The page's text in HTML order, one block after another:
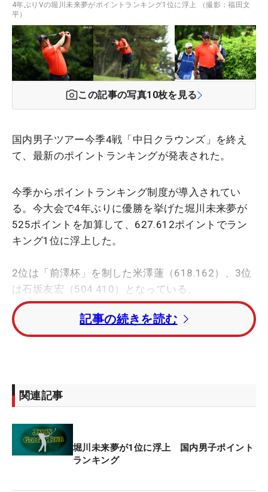
4年ぶりVの堀川未来夢がポイントランキング1位に浮上 （撮影：福田文
平）
この記事の写真10枚を見る
国内男子ツアー今季4戦「中日クラウンズ」を終え
て、最新のポイントランキングが発表された。
今季からポイントランキング制度が導入されてい
る。今大会で4年ぶりに優勝を挙げた堀川未来夢が
525ポイントを加算して、627.612ポイントでラン
キング1位に浮上した。
2位は「前澤杯」を制した米澤蓮（618.162）、3位
は石坂友宏（504.410）となっている。
4位以下は、トラビス・スマイス（500）、中日クラ
ウンズで2位に入った細野勇策（411.175）と続いて
今季から導入されたポイントランキング制度をおさ
らい。「ベーシックポイント（優勝500ポイン
ド年数や各大会の賞金総額、開催年数などによって
加増する「プレミアムポイント」を設定。
記事の続きを読む
関連記事
堀川未来夢が1位に浮上 国内男子ポイント
ランキング